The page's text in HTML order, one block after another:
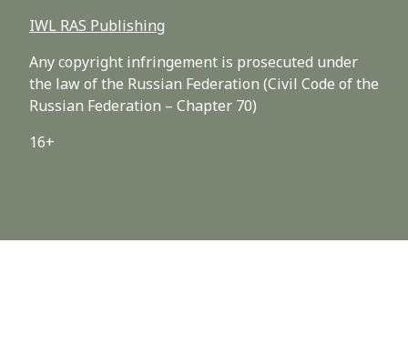
IWL RAS Publishing
Any copyright infringement is prosecuted under
the law of the Russian Federation (Civil Code of the
Russian Federation – Chapter 70)
16+